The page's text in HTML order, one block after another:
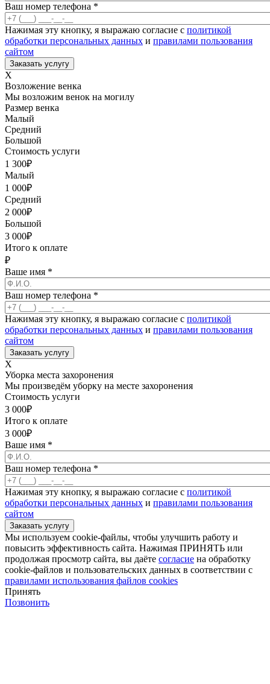
Ваш номер телефона *
Нажимая эту кнопку, я выражаю согласие с политикой
обработки персональных данных и правилами пользования
сайтом
X
Возложение венка
Мы возложим венок на могилу
Размер венка
Малый
Средний
Большой
Стоимость услуги
1 300₽
Малый
1 000₽
Средний
2 000₽
Большой
3 000₽
Итого к оплате
₽
Ваше имя *
Ваш номер телефона *
Нажимая эту кнопку, я выражаю согласие с политикой
обработки персональных данных и правилами пользования
сайтом
X
Уборка места захоронения
Мы произведём уборку на месте захоронения
Стоимость услуги
3 000₽
Итого к оплате
3 000₽
Ваше имя *
Ваш номер телефона *
Нажимая эту кнопку, я выражаю согласие с политикой
обработки персональных данных и правилами пользования
сайтом
Мы используем cookie-файлы, чтобы улучшить работу и
повысить эффективность сайта. Нажимая ПРИНЯТЬ или
продолжая просмотр сайта, вы даёте согласие на обработку
cookie-файлов и пользовательских данных в соответствии с
правилами использования файлов cookies
Принять
Позвонить